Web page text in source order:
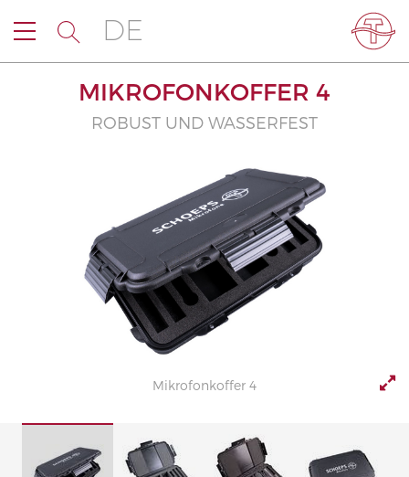
DE
MIKROFONKOFFER 4
ROBUST UND WASSERFEST
Mikrofonkoffer 4